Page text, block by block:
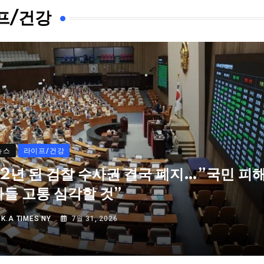
/건강
스 라이프/건강
년 된 검찰 수사권 결국 폐지…”국민 피
들 고통 심각할 것”
K.A TIMES NY 7월 31, 2026